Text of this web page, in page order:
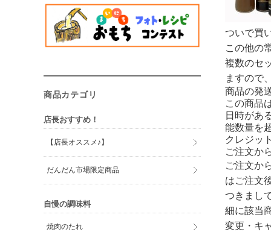
ついで買
この他の
複数のセ
ますので
商品の発
この商品
日時があ
能数量を
クレジッ
ご注文か
ご注文か
はご注文
つきまし
細に該当
変更・キ
商品カテゴリ
店長おすすめ！
【店長オススメ♪】
だんだん市場限定商品
自慢の調味料
焼肉のたれ